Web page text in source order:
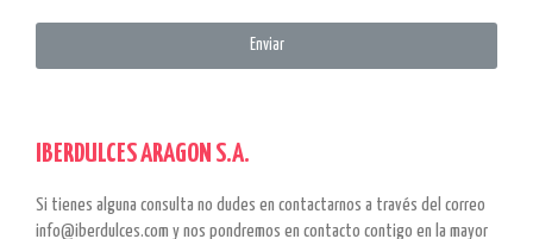
Enviar
IBERDULCES ARAGON S.A.
Si tienes alguna consulta no dudes en contactarnos a través del correo
info@iberdulces.com y nos pondremos en contacto contigo en la mayor